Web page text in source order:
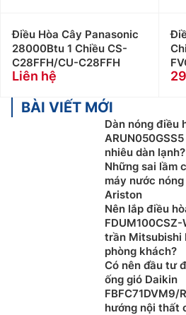
Điện Máy Thiên Phú là nhà
hãngđiều hòalớn trên thị
kỹ thuật viên lắp đặt chuyên
Điều Hòa Cây Carrier bán ra
hành chính hãng và theo tiêu
Khi mua Điều Hòa Cây
dienmaythienphu.vn Khách
được sản phẩm với giá tốt
lượng chính hãng, chất
nhận được rất nhiều chính
Cam kết Giá Điều Hòa Cây
trường với 100% sản phẩm
Thanh toán khi mua Điều
tiện, bằng tiền mặt, Sec
Để được tư vấn miễn phí,
dẫn sử dụng quý khách
Điều Hòa Cây Panasonic
28000Btu 1 Chiều CS-
C28FFH/CU-C28FFH
Liên hệ
BÀI VIẾT MỚI
Dàn nóng điều
nhiêu dàn lạnh?
Những sai lầm
máy nước
Ariston
Nên lắp điều
trần Mitsubishi
phòng khách?
Có nên đầu tư
ống gió Daikin
FBFC71DVM9/
hướng nội thất